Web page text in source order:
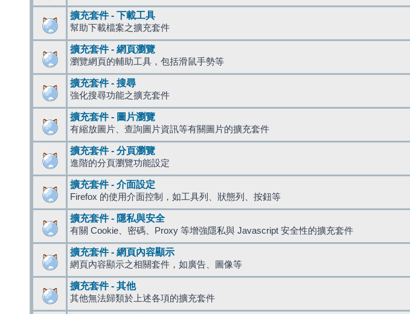
擴充套件 - 下載工具
幫助下載檔案之擴充套件
擴充套件 - 網頁瀏覽
瀏覽網頁的輔助工具，包括滑鼠手勢等
擴充套件 - 搜尋
強化搜尋功能之擴充套件
擴充套件 - 圖片瀏覽
有縮放圖片、查詢圖片資訊等有關圖片的擴充套件
擴充套件 - 分頁瀏覽
進階的分頁瀏覽功能設定
擴充套件 - 介面設定
Firefox 的使用介面控制，如工具列、狀態列、按鈕等
擴充套件 - 隱私與安全
有關 Cookie、密碼、Proxy 等增強隱私與 Javascript 安全性的擴充套件
擴充套件 - 網頁內容顯示
網頁內容顯示之相關套件，如廣告、圖像等
擴充套件 - 其他
其他無法歸類於上述各項的擴充套件